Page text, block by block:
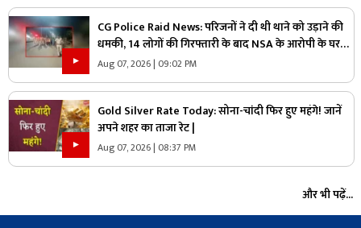
CG Police Raid News: परिजनों ने दी थी थाने को उड़ाने की
धमकी, 14 लोगों की गिरफ्तारी के बाद NSA के आरोपी के घर
पुलिस ने मारा छापा, जांच में मिली ये चौंकाने वाली चीज
Aug 07, 2026 | 09:02 PM
Gold Silver Rate Today: सोना-चांदी फिर हुए महंगे! जानें
अपने शहर का ताजा रेट |
Aug 07, 2026 | 08:37 PM
और भी पढ़ें...